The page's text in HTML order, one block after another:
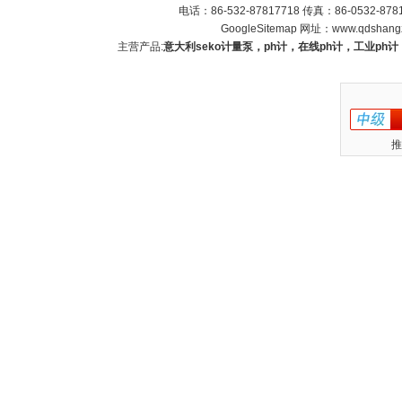
电话：86-532-87817718 传真：86-0532-
GoogleSitemap 网址：
主营产品:意大利seko计量泵，ph计，在线ph计，工业ph